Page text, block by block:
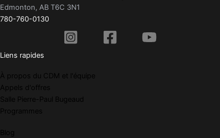
Edmonton, AB T6C 3N1
780-760-0130
Liens rapides
À propos du CDM et l'équipe
Appels d'offres
Salle Pierre-Paul Bugeaud
Programmes
Blog